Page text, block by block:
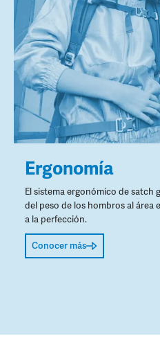
Ergonomía
El sistema ergonómico de satch
del peso de los hombros al área
a la perfección.
Conocer más